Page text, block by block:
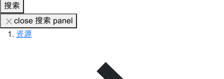
搜索
close 搜索 panel
资源